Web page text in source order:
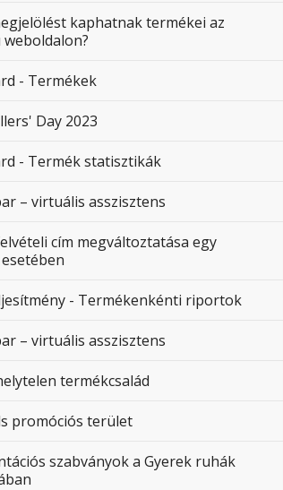
kaphatnak termékei az
weboldalon?
- Termékek
Day 2023
- Termék statisztikák
– virtuális asszisztens
cím megváltoztatása egy
- Termékenkénti riportok
– virtuális asszisztens
termékcsalád
promóciós terület
szabványok a Gyerek ruhák